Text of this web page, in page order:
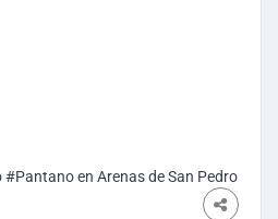
#Pantano en Arenas de San Pedro